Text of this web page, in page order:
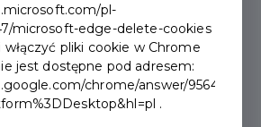
Solidarności do skrzyżowania z ul.
7:00–22:00.
ruchu samochodowego w
dniach: 31.10.2025 r.
22:00, oraz 2.11.2025 w godzinach
pl-
microsoft-edge-delete-cookies
włączyć pliki cookie w Chrome
jest dostępne pod adresem:
chrome/answer/95647?
.